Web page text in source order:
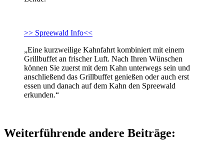
>> Spreewald Info<<
„Eine kurzweilige Kahnfahrt kombiniert mit einem
Grillbuffet an frischer Luft. Nach Ihren Wünschen
können Sie zuerst mit dem Kahn unterwegs sein und
anschließend das Grillbuffet genießen oder auch erst
essen und danach auf dem Kahn den Spreewald
erkunden.“
Weiterführende andere Beiträge: